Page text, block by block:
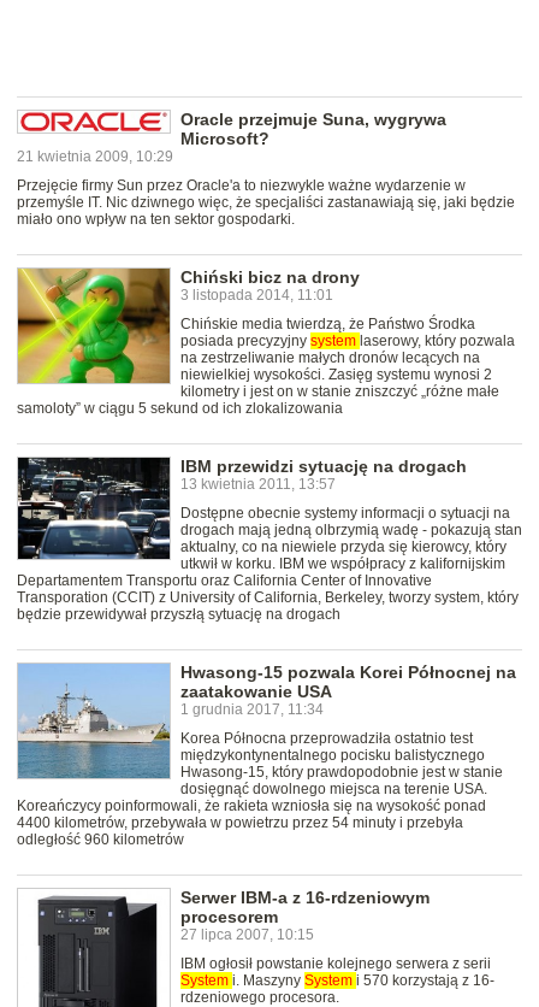
Oracle przejmuje Suna, wygrywa
Microsoft?
21 kwietnia 2009, 10:29
Przejęcie firmy Sun przez Oracle'a to niezwykle ważne wydarzenie w
przemyśle IT. Nic dziwnego więc, że specjaliści zastanawiają się, jaki będzie
miało ono wpływ na ten sektor gospodarki.
Chiński bicz na drony
3 listopada 2014, 11:01
Chińskie media twierdzą, że Państwo Środka
posiada precyzyjny system laserowy, który pozwala
na zestrzeliwanie małych dronów lecących na
niewielkiej wysokości. Zasięg systemu wynosi 2
kilometry i jest on w stanie zniszczyć „różne małe
samoloty” w ciągu 5 sekund od ich zlokalizowania
IBM przewidzi sytuację na drogach
13 kwietnia 2011, 13:57
Dostępne obecnie systemy informacji o sytuacji na
drogach mają jedną olbrzymią wadę - pokazują stan
aktualny, co na niewiele przyda się kierowcy, który
utkwił w korku. IBM we współpracy z kalifornijskim
Departamentem Transportu oraz California Center of Innovative
Transporation (CCIT) z University of California, Berkeley, tworzy system, który
będzie przewidywał przyszłą sytuację na drogach
Hwasong-15 pozwala Korei Północnej na
zaatakowanie USA
1 grudnia 2017, 11:34
Korea Północna przeprowadziła ostatnio test
międzykontynentalnego pocisku balistycznego
Hwasong-15, który prawdopodobnie jest w stanie
dosięgnąć dowolnego miejsca na terenie USA.
Koreańczycy poinformowali, że rakieta wzniosła się na wysokość ponad
4400 kilometrów, przebywała w powietrzu przez 54 minuty i przebyła
odległość 960 kilometrów
Serwer IBM-a z 16-rdzeniowym
procesorem
27 lipca 2007, 10:15
IBM ogłosił powstanie kolejnego serwera z serii
System i. Maszyny System i 570 korzystają z 16-
rdzeniowego procesora.